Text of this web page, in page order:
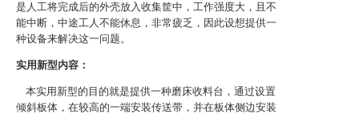
是人工将完成后的外壳放入收集筐中，工作强度大，且不
能中断，中途工人不能休息，非常疲乏，因此设想提供一
种设备来解决这一问题。
实用新型内容：
本实用新型的目的就是提供一种磨床收料台，通过设置
倾斜板体，在较高的一端安装传送带，并在板体侧边安装